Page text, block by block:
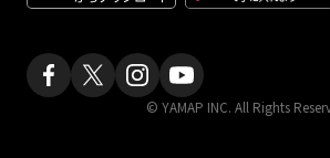
© YAMAP INC. All Rights